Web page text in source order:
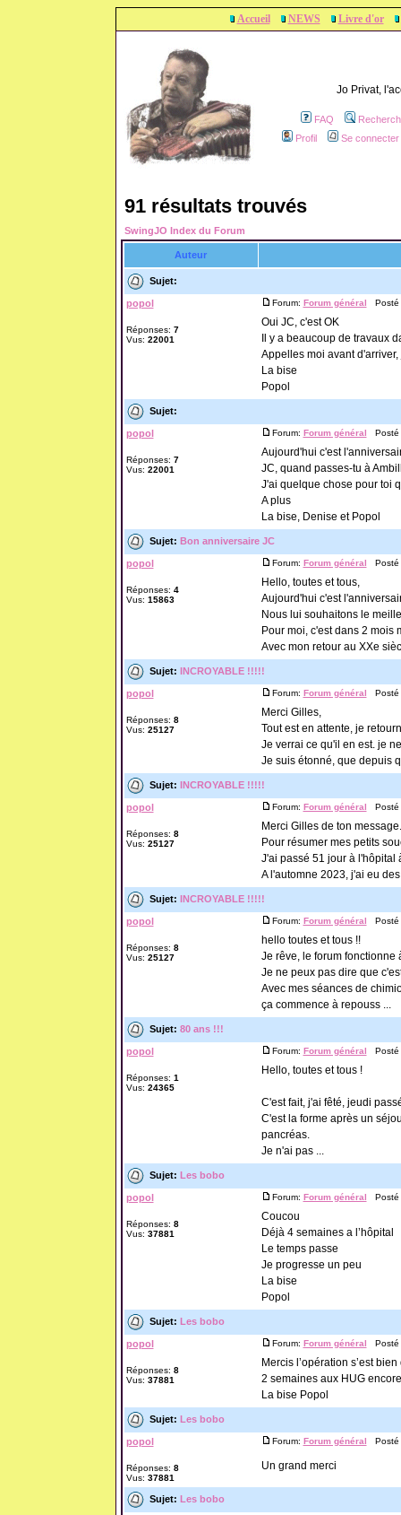
Accueil NEWS Livre d'or
Jo Privat,
FAQ
Profil
Se
91 résultats trouvés
SwingJO Index du Forum
Auteur
Sujet:
popol
Réponses: 7
Vus: 22001
Forum: Forum général Posté
Oui JC, c'est OK
Il y a beaucoup de travaux
Appelles moi avant
La bise
Popol
Sujet:
popol
Réponses: 7
Vus: 22001
Forum: Forum général Posté
Aujourd'hui c'est
JC, quand passes-tu à
J'ai quelque chose pour toi
A plus
La bise, Denise et Popol
Sujet: Bon anniversaire JC
popol
Réponses: 4
Vus: 15863
Forum: Forum général Posté
Hello, toutes et tous,
Aujourd'hui c'est
Nous lui souhaitons le
Pour moi, c'est dans 2 mois
Avec mon retour au XXe
Sujet: INCROYABLE !!!!!
popol
Réponses: 8
Vus: 25127
Forum: Forum général Posté
Merci Gilles,
Tout est en attente, je
Je verrai ce qu'il en est. je
Je suis étonné, que depuis
Sujet: INCROYABLE !!!!!
popol
Réponses: 8
Vus: 25127
Forum: Forum général Posté
Merci Gilles de ton message.
Pour résumer mes petits
J'ai passé 51 jour à l'hôpital
A l'automne 2023, j'ai eu
Sujet: INCROYABLE !!!!!
popol
Réponses: 8
Vus: 25127
Forum: Forum général Posté
hello toutes et tous !!
Je rêve, le forum fonctionne
Je ne peux pas dire que
Avec mes séances de
ça commence à repouss ...
Sujet: 80 ans !!!
popol
Réponses: 1
Vus: 24365
Forum: Forum général Posté
Hello, toutes et tous !
C'est fait, j'ai fêté, jeudi
C'est la forme après un
pancréas.
Je n'ai pas ...
Sujet: Les bobo
popol
Réponses: 8
Vus: 37881
Forum: Forum général Posté
Coucou
Déjà 4 semaines a l’hôpital
Le temps passe
Je progresse un peu
La bise
Popol
Sujet: Les bobo
popol
Réponses: 8
Vus: 37881
Forum: Forum général Posté
Mercis l’opération s’est
2 semaines aux HUG
La bise Popol
Sujet: Les bobo
popol
Réponses: 8
Vus: 37881
Forum: Forum général Posté
Un grand merci
Sujet: Les bobo